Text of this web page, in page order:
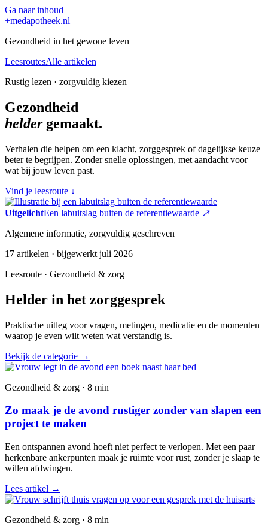
Ga naar inhoud
+medapotheek.nl
Gezondheid in het gewone leven
LeesroutesAlle artikelen
Rustig lezen · zorgvuldig kiezen
Gezondheid
heldergemaakt.
Verhalen die helpen om een klacht, zorggesprek of dagelijkse keuze
beter te begrijpen. Zonder snelle oplossingen, met aandacht voor
wat bij jouw leven past.
Vind je leesroute ↓
UitgelichtEen labuitslag buiten de referentiewaarde ↗
Algemene informatie, zorgvuldig geschreven
17 artikelen · bijgewerkt juli 2026
Leesroute · Gezondheid & zorg
Helder in het zorggesprek
Praktische uitleg voor vragen, metingen, medicatie en de momenten
waarop je even wilt weten wat verstandig is.
Bekijk de categorie →
Gezondheid & zorg · 8 min
Zo maak je de avond rustiger zonder van slapen een
project te maken
Een ontspannen avond hoeft niet perfect te verlopen. Met een paar
herkenbare ankerpunten maak je ruimte voor rust, zonder je slaap te
willen afdwingen.
Lees artikel →
Gezondheid & zorg · 8 min